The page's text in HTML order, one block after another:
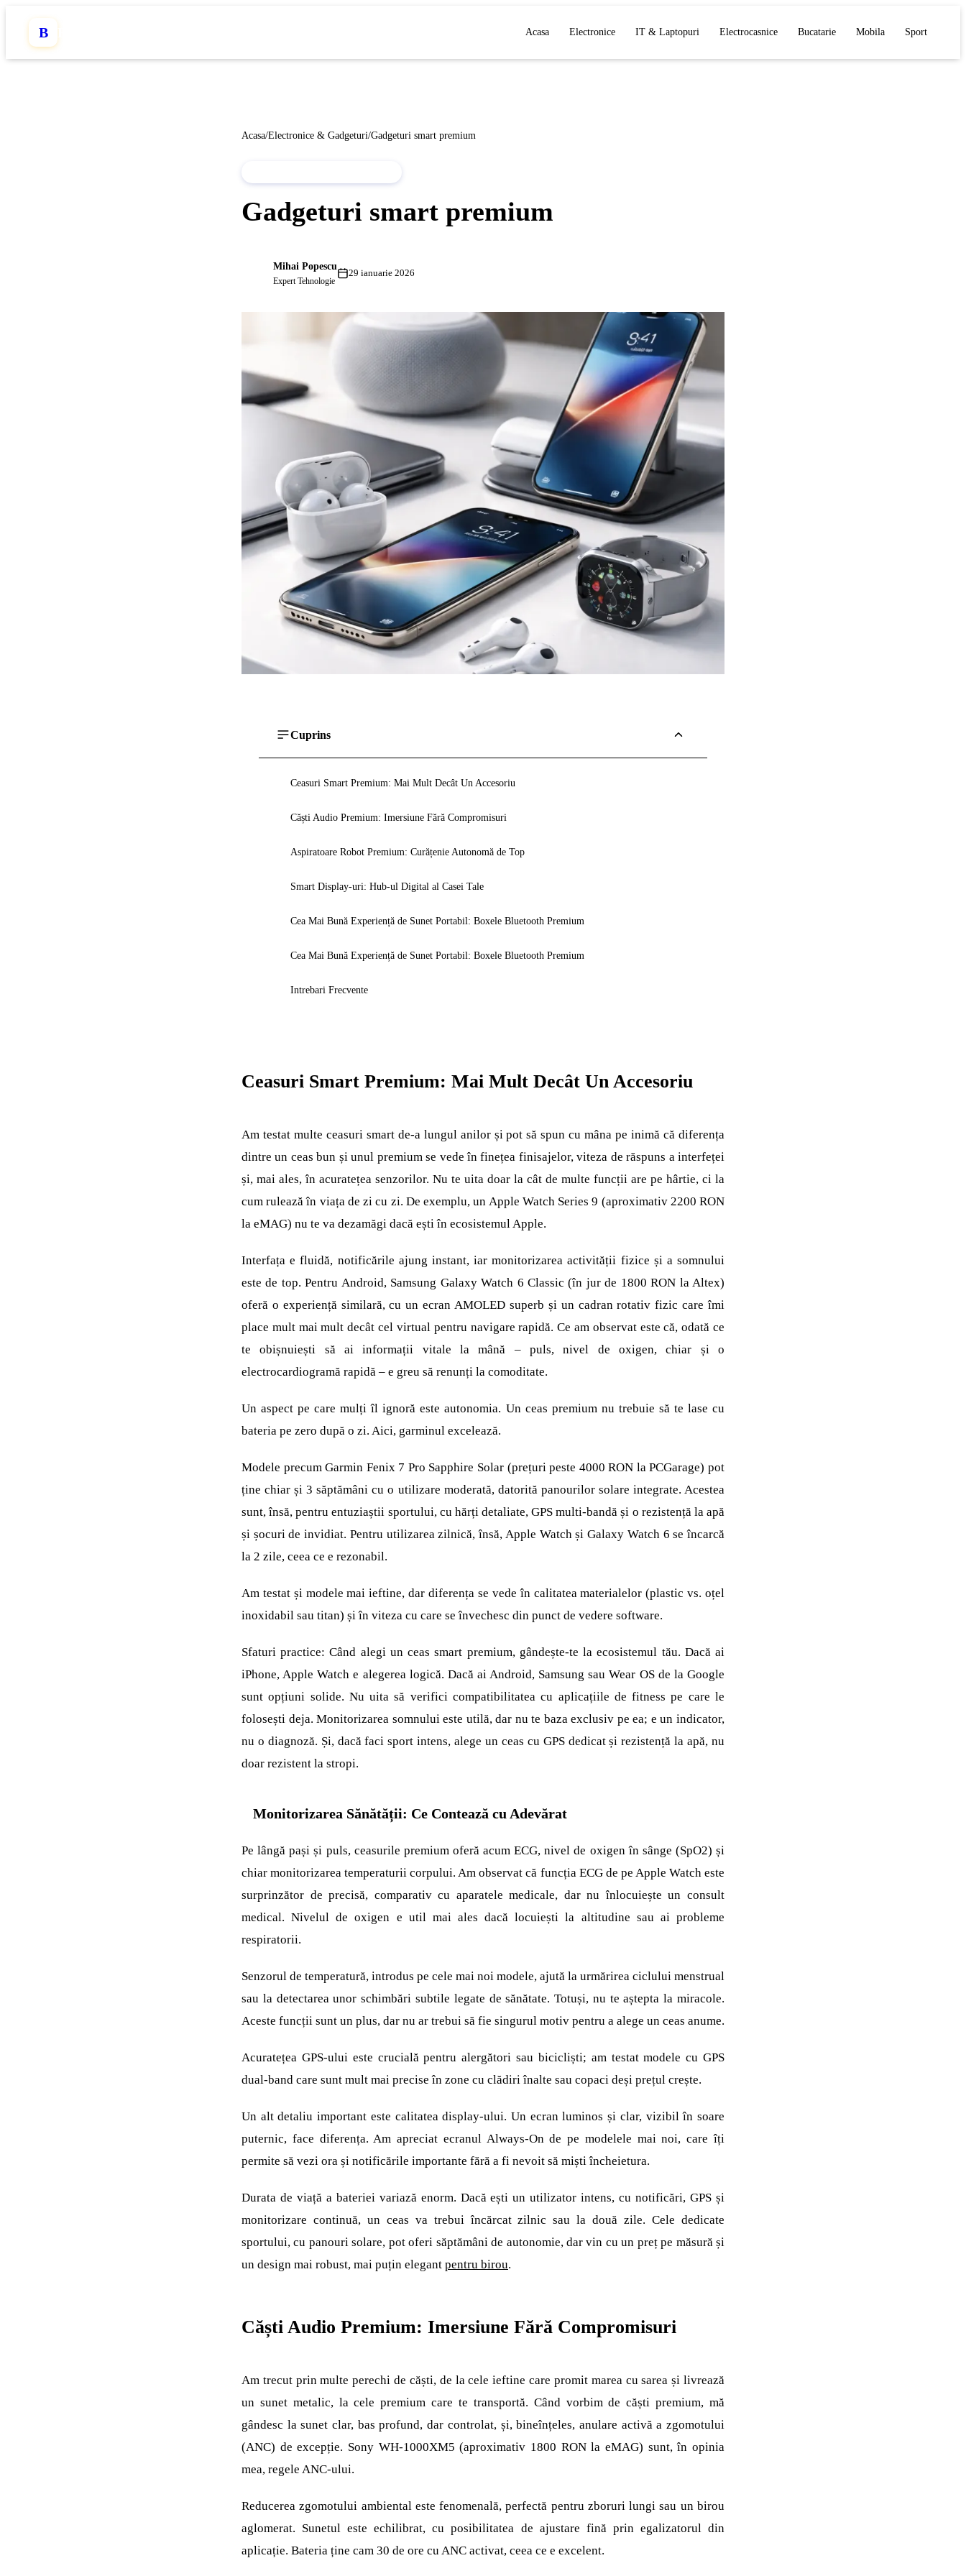
B Acasa Electronice IT & Laptopuri Electrocasnice Bucatarie Mobila Sport
Acasa/Electronice & Gadgeturi/Gadgeturi smart premium
Gadgeturi smart premium
Mihai Popescu
Expert Tehnologie
29 ianuarie 2026
Cuprins
Ceasuri Smart Premium: Mai Mult Decât Un Accesoriu
Căști Audio Premium: Imersiune Fără Compromisuri
Aspiratoare Robot Premium: Curățenie Autonomă de Top
Smart Display-uri: Hub-ul Digital al Casei Tale
Cea Mai Bună Experiență de Sunet Portabil: Boxele Bluetooth Premium
Cea Mai Bună Experiență de Sunet Portabil: Boxele Bluetooth Premium
Intrebari Frecvente
Ceasuri Smart Premium: Mai Mult Decât Un Accesoriu
Am testat multe ceasuri smart de-a lungul anilor și pot să spun cu mâna pe inimă că diferența
dintre un ceas bun și unul premium se vede în finețea finisajelor, viteza de răspuns a interfeței
și, mai ales, în acuratețea senzorilor. Nu te uita doar la cât de multe funcții are pe hârtie, ci la
cum rulează în viața de zi cu zi. De exemplu, un Apple Watch Series 9 (aproximativ 2200 RON
la eMAG) nu te va dezamăgi dacă ești în ecosistemul Apple.
Interfața e fluidă, notificările ajung instant, iar monitorizarea activității fizice și a somnului
este de top. Pentru Android, Samsung Galaxy Watch 6 Classic (în jur de 1800 RON la Altex)
oferă o experiență similară, cu un ecran AMOLED superb și un cadran rotativ fizic care îmi
place mult mai mult decât cel virtual pentru navigare rapidă. Ce am observat este că, odată ce
te obișnuiești să ai informații vitale la mână – puls, nivel de oxigen, chiar și o
electrocardiogramă rapidă – e greu să renunți la comoditate.
Un aspect pe care mulți îl ignoră este autonomia. Un ceas premium nu trebuie să te lase cu
bateria pe zero după o zi. Aici, garminul excelează.
Modele precum Garmin Fenix 7 Pro Sapphire Solar (prețuri peste 4000 RON la PCGarage) pot
ține chiar și 3 săptămâni cu o utilizare moderată, datorită panourilor solare integrate. Acestea
sunt, însă, pentru entuziaștii sportului, cu hărți detaliate, GPS multi-bandă și o rezistență la apă
și șocuri de invidiat. Pentru utilizarea zilnică, însă, Apple Watch și Galaxy Watch 6 se încarcă
la 2 zile, ceea ce e rezonabil.
Am testat și modele mai ieftine, dar diferența se vede în calitatea materialelor (plastic vs. oțel
inoxidabil sau titan) și în viteza cu care se învechesc din punct de vedere software.
Sfaturi practice: Când alegi un ceas smart premium, gândește-te la ecosistemul tău. Dacă ai
iPhone, Apple Watch e alegerea logică. Dacă ai Android, Samsung sau Wear OS de la Google
sunt opțiuni solide. Nu uita să verifici compatibilitatea cu aplicațiile de fitness pe care le
folosești deja. Monitorizarea somnului este utilă, dar nu te baza exclusiv pe ea; e un indicator,
nu o diagnoză. Și, dacă faci sport intens, alege un ceas cu GPS dedicat și rezistență la apă, nu
doar rezistent la stropi.
Monitorizarea Sănătății: Ce Contează cu Adevărat
Pe lângă pași și puls, ceasurile premium oferă acum ECG, nivel de oxigen în sânge (SpO2) și
chiar monitorizarea temperaturii corpului. Am observat că funcția ECG de pe Apple Watch este
surprinzător de precisă, comparativ cu aparatele medicale, dar nu înlocuiește un consult
medical. Nivelul de oxigen e util mai ales dacă locuiești la altitudine sau ai probleme
respiratorii.
Senzorul de temperatură, introdus pe cele mai noi modele, ajută la urmărirea ciclului menstrual
sau la detectarea unor schimbări subtile legate de sănătate. Totuși, nu te aștepta la miracole.
Aceste funcții sunt un plus, dar nu ar trebui să fie singurul motiv pentru a alege un ceas anume.
Acuratețea GPS-ului este crucială pentru alergători sau bicicliști; am testat modele cu GPS
dual-band care sunt mult mai precise în zone cu clădiri înalte sau copaci deși prețul crește.
Un alt detaliu important este calitatea display-ului. Un ecran luminos și clar, vizibil în soare
puternic, face diferența. Am apreciat ecranul Always-On de pe modelele mai noi, care îți
permite să vezi ora și notificările importante fără a fi nevoit să miști încheietura.
Durata de viață a bateriei variază enorm. Dacă ești un utilizator intens, cu notificări, GPS și
monitorizare continuă, un ceas va trebui încărcat zilnic sau la două zile. Cele dedicate
sportului, cu panouri solare, pot oferi săptămâni de autonomie, dar vin cu un preț pe măsură și
un design mai robust, mai puțin elegant pentru birou.
Căști Audio Premium: Imersiune Fără Compromisuri
Am trecut prin multe perechi de căști, de la cele ieftine care promit marea cu sarea și livrează
un sunet metalic, la cele premium care te transportă. Când vorbim de căști premium, mă
gândesc la sunet clar, bas profund, dar controlat, și, bineînțeles, anulare activă a zgomotului
(ANC) de excepție. Sony WH-1000XM5 (aproximativ 1800 RON la eMAG) sunt, în opinia
mea, regele ANC-ului.
Reducerea zgomotului ambiental este fenomenală, perfectă pentru zboruri lungi sau un birou
aglomerat. Sunetul este echilibrat, cu posibilitatea de ajustare fină prin egalizatorul din
aplicație. Bateria ține cam 30 de ore cu ANC activat, ceea ce e excelent.